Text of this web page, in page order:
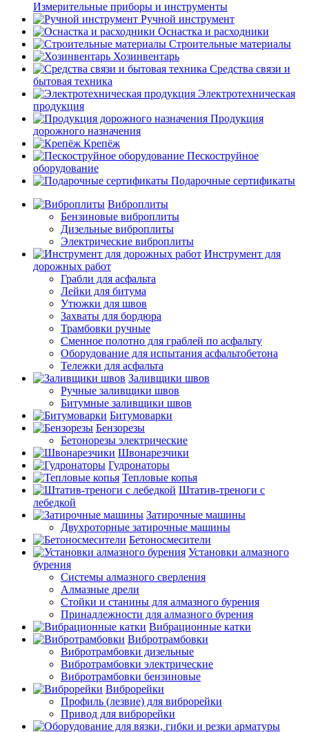
Измерительные приборы и инструменты
Ручной инструмент
Оснастка и расходники
Строительные материалы
Хозинвентарь
Средства связи и
бытовая техника
Электротехническая
продукция
Продукция
дорожного назначения
Крепёж
Пескоструйное
оборудование
Подарочные сертификаты
Виброплиты
Бензиновые виброплиты
Дизельные виброплиты
Электрические виброплиты
Инструмент для
дорожных работ
Грабли для асфальта
Лейки для битума
Утюжки для швов
Захваты для бордюра
Трамбовки ручные
Сменное полотно для граблей по асфальту
Оборудование для испытания асфальтобетона
Тележки для асфальта
Заливщики швов
Ручные заливщики швов
Битумные заливщики швов
Битумоварки
Бензорезы
Бетонорезы электрические
Швонарезчики
Гудронаторы
Тепловые копья
Штатив-треноги с
лебедкой
Затирочные машины
Двухроторные затирочные машины
Бетоносмесители
Установки алмазного
бурения
Системы алмазного сверления
Алмазные дрели
Стойки и станины для алмазного бурения
Принадлежности для алмазного бурения
Вибрационные катки
Вибротрамбовки
Вибротрамбовки дизельные
Вибротрамбовки электрические
Вибротрамбовки бензиновые
Виброрейки
Профиль (лезвие) для виброрейки
Привод для виброрейки